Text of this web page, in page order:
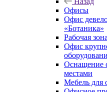
Офисы
Офис
«Ботаника»
Рабочая
Офис
Оснащение
местами
Мебель для